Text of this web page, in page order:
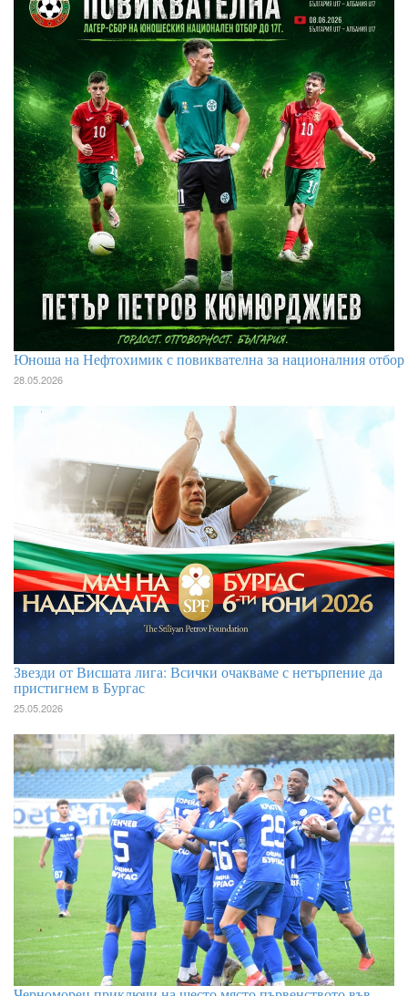
Юноша на Нефтохимик с повиквателна за националния отбор
28.05.2026
Звезди от Висшата лига: Всички очакваме с нетърпение да
пристигнем в Бургас
25.05.2026